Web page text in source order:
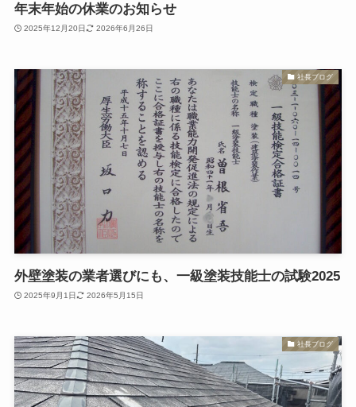
年末年始の休業のお知らせ
2025年12月20日 2026年6月26日
社長ブログ
外壁塗装の業者選びにも、一級塗装技能士の試験2025
2025年9月1日 2026年5月15日
社長ブログ